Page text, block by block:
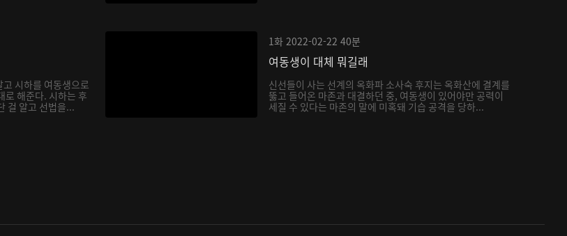
시하를 여동생으로
로 해준다. 시하는 후
걸 알고 선법을...
1화 2022-02-22 40분
여동생이 대체 뭐길래
신선들이 사는 선계의 옥화파 소사숙 후지는 옥화산에 결계를
뚫고 들어온 마존과 대결하던 중, 여동생이 있어야만 공력이
세질 수 있다는 마존의 말에 미혹돼 기습 공격을 당하...